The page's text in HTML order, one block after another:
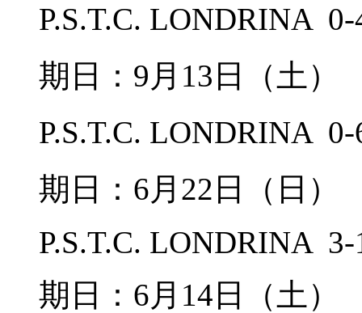
P.S.T.C. LONDRINA
期日：9月13日（土
P.S.T.C. LONDRINA
期日：6月22日（日
P.S.T.C. LONDRINA
期日：6月14日（土